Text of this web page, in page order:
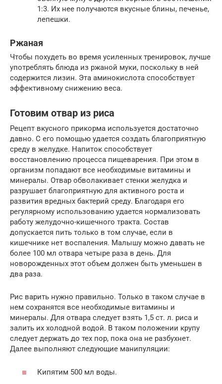
1:3. Их нее получаются вкусные блины, печенье,
лепешки.
Ржаная
Чтобы похудеть во время усиленных тренировок, лучше
употреблять блюда из ржаной муки, поскольку в ней
содержится лизин. Эта аминокислота способствует
эффективному снижению веса.
Готовим отвар из риса
Рецепт вкусного прикорма используется достаточно
давно. С его помощью удается создать благоприятную
среду в желудке. Напиток способствует
восстановлению процесса пищеварения. При этом в
организм попадают все необходимые витамины и
минералы. Отвар обволакивает стенки желудка и
разрушает благоприятную для активного роста и
развития вредных бактерий среду. Благодаря его
регулярному использованию удается нормализовать
работу желудочно-кишечного тракта. Состав
допускается пить только в том случае, если в
кишечнике нет воспаления. Малышу можно давать не
более 100 мл отвара четыре раза в день. Для
новорожденных этот объем должен быть уменьшен в
два раза.
Рис варить нужно правильно. Только в таком случае в
нем сохранятся все необходимые витамины и
минералы. Для отвара следует взять 1,5 ст. л. риса и
залить их холодной водой. В таком положении крупу
следует держать до тех пор, пока она не разбухнет.
Далее выполняют следующие манипуляции:
Кипятим 500 мл воды.